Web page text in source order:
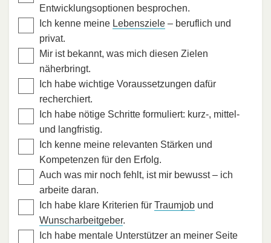
Entwicklungsoptionen besprochen.
Ich kenne meine Lebensziele – beruflich und
privat.
Mir ist bekannt, was mich diesen Zielen
näherbringt.
Ich habe wichtige Voraussetzungen dafür
recherchiert.
Ich habe nötige Schritte formuliert: kurz-, mittel-
und langfristig.
Ich kenne meine relevanten Stärken und
Kompetenzen für den Erfolg.
Auch was mir noch fehlt, ist mir bewusst – ich
arbeite daran.
Ich habe klare Kriterien für Traumjob und
Wunscharbeitgeber.
Ich habe mentale Unterstützer an meiner Seite